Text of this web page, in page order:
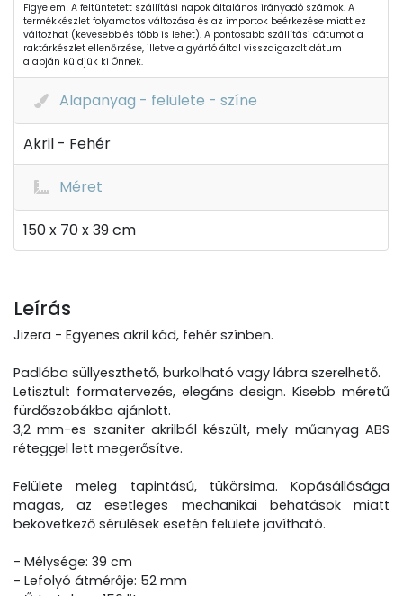
Figyelem! A feltüntetett szállítási napok általános irányadó számok. A
termékkészlet folyamatos változása és az importok beérkezése miatt ez
változhat (kevesebb és több is lehet). A pontosabb szállítási dátumot a
raktárkészlet ellenőrzése, illetve a gyártó által visszaigazolt dátum
alapján küldjük ki Önnek.
Alapanyag - felülete - színe
Akril - Fehér
Méret
150 x 70 x 39 cm
Leírás
Jizera - Egyenes akril kád, fehér színben.
Padlóba süllyeszthető, burkolható vagy lábra szerelhető.
Letisztult formatervezés, elegáns design. Kisebb méretű
fürdőszobákba ajánlott.
3,2 mm-es szaniter akrilból készült, mely műanyag ABS
réteggel lett megerősítve.
Felülete meleg tapintású, tükörsima. Kopásállósága
magas, az esetleges mechanikai behatások miatt
bekövetkező sérülések esetén felülete javítható.
- Mélysége: 39 cm
- Lefolyó átmérője: 52 mm